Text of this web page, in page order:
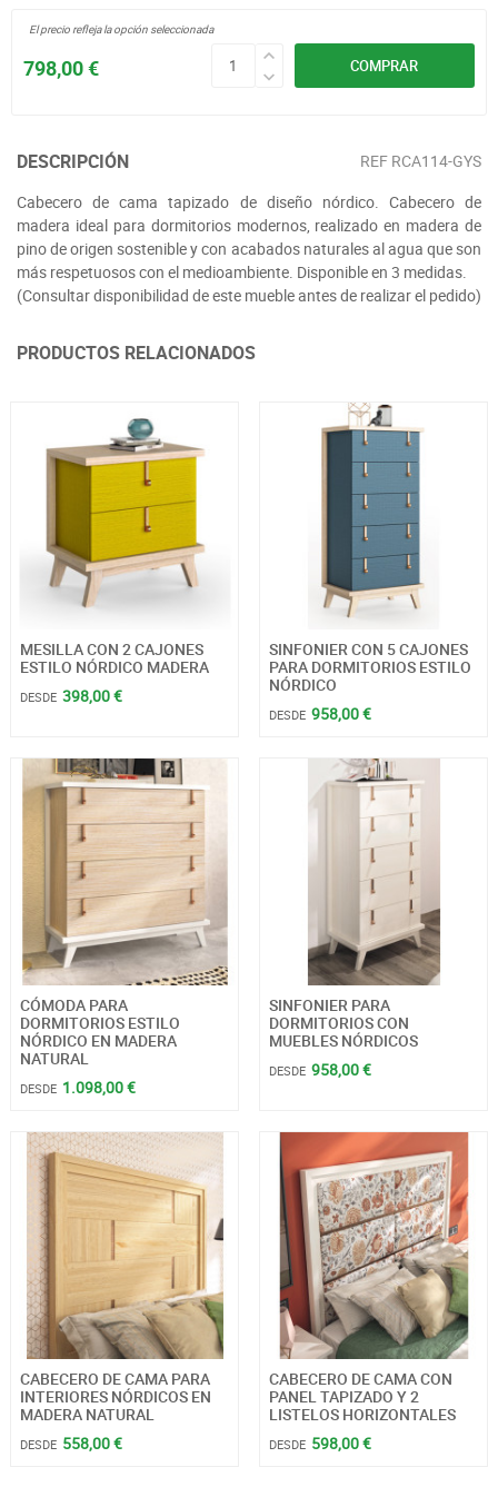
COMPRAR
798,00 €
El precio refleja la opción seleccionada
DESCRIPCIÓN REF RCA114-GYS
Cabecero de cama tapizado de diseño nórdico. Cabecero de
madera ideal para dormitorios modernos, realizado en madera de
pino de origen sostenible y con acabados naturales al agua que son
más respetuosos con el medioambiente. Disponible en 3 medidas.
(Consultar disponibilidad de este mueble antes de realizar el pedido)
PRODUCTOS RELACIONADOS
MESILLA CON 2 CAJONES
ESTILO NÓRDICO MADERA
DESDE 398,00 €
SINFONIER CON 5 CAJONES
PARA DORMITORIOS ESTILO
NÓRDICO
DESDE 958,00 €
CÓMODA PARA
DORMITORIOS ESTILO
NÓRDICO EN MADERA
NATURAL
DESDE 1.098,00 €
SINFONIER PARA
DORMITORIOS CON
MUEBLES NÓRDICOS
DESDE 958,00 €
CABECERO DE CAMA PARA
INTERIORES NÓRDICOS EN
MADERA NATURAL
DESDE 558,00 €
CABECERO DE CAMA CON
PANEL TAPIZADO Y 2
LISTELOS HORIZONTALES
DESDE 598,00 €